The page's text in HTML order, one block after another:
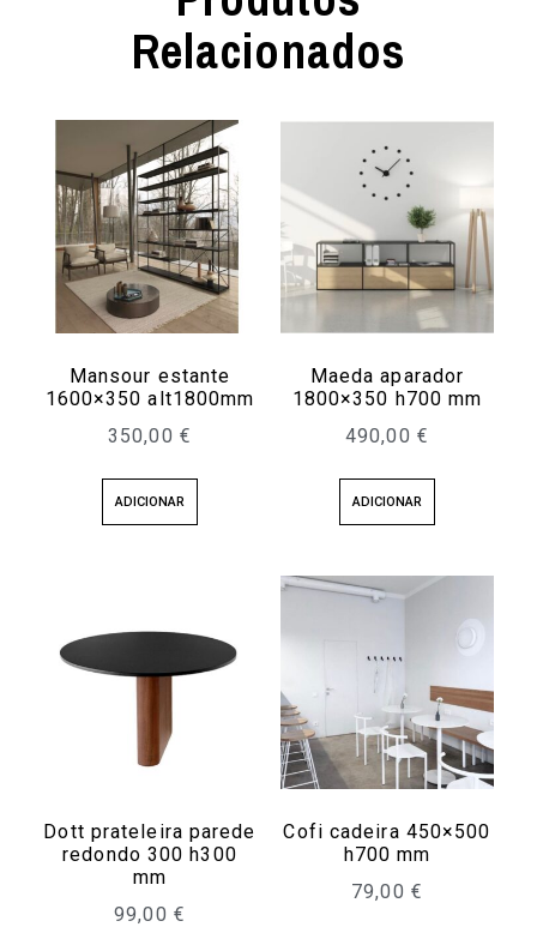
Relacionados
Mansour estante
1600×350 alt1800mm
350,00 €
ADICIONAR
Maeda aparador
1800×350 h700 mm
490,00 €
ADICIONAR
Dott prateleira parede
redondo 300 h300
mm
99,00 €
Cofi cadeira 450×500
h700 mm
79,00 €